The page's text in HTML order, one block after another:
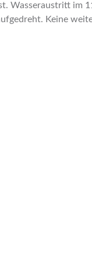
Wasseraustritt im
Keine